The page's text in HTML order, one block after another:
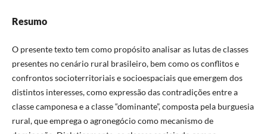
Resumo
O presente texto tem como propósito analisar as lutas de classes
presentes no cenário rural brasileiro, bem como os conflitos e
confrontos socioterritoriais e socioespaciais que emergem dos
distintos interesses, como expressão das contradições entre a
classe camponesa e a classe “dominante”, composta pela burguesia
rural, que emprega o agronegócio como mecanismo de